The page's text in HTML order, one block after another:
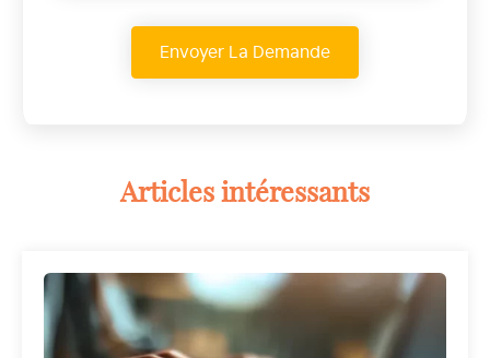
Articles intéressants